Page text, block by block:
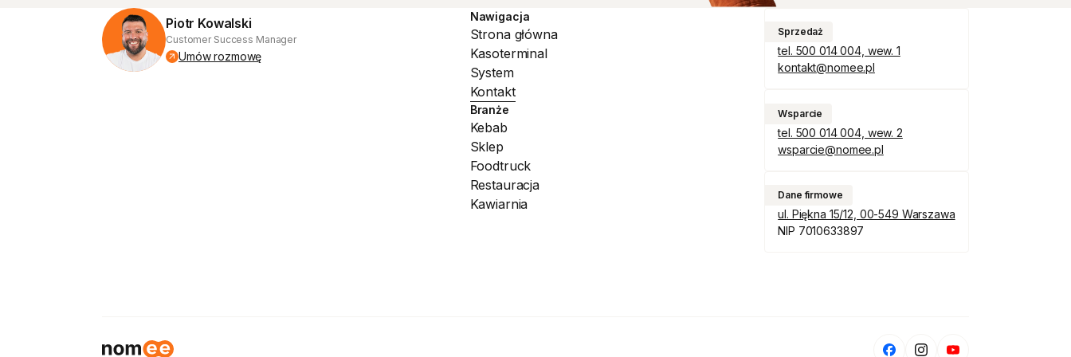
Piotr Kowalski
Customer Success Manager
Umów rozmowę
Nawigacja
Strona główna
Strona główna
Kasoterminal
Kasoterminal
System
System
Kontakt
Kontakt
Branże
Kebab
Kebab
Sklep
Sklep
Foodtruck
Foodtruck
Restauracja
Restauracja
Kawiarnia
Kawiarnia
Sprzedaż
tel. 500 014 004, wew. 1
kontakt@nomee.pl
Wsparcie
tel. 500 014 004, wew. 2
wsparcie@nomee.pl
Dane firmowe
ul. Piękna 15/12, 00-549 Warszawa
NIP 7010633897